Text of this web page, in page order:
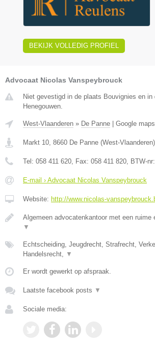
BEKIJK VOLLEDIG PROFIEL
Advocaat Nicolas Vanspeybrouck
Niet gevestigd in de plaats Bouvignies en in
Henegouwen.
West-Vlaanderen » De Panne Google maps
Markt 10, 8660 De Panne (West-Vlaanderen)
Tel: 058 411 620, Fax: 058 411 820, BTW-nr:
E-mail › Advocaat Nicolas Vanspeybrouck
Website: http://www.nicolas-
Algemeen advocatenkantoor met een ruime
▼
Echtscheiding, Jeugdrecht, Strafrecht,
Handelsrecht, ▼
Er wordt gewerkt op afspraak.
Laatste facebook posts ▼
Sociale media: